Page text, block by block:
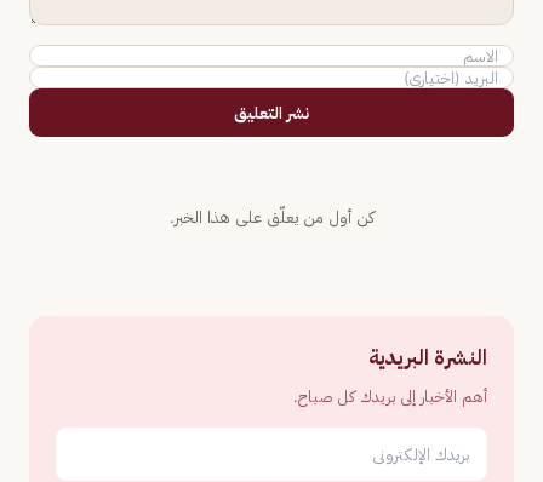
نشر التعليق
كن أول من يعلّق على هذا الخبر.
النشرة البريدية
أهم الأخبار إلى بريدك كل صباح.